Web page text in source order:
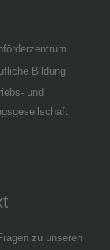
Bildung
und
zu unseren